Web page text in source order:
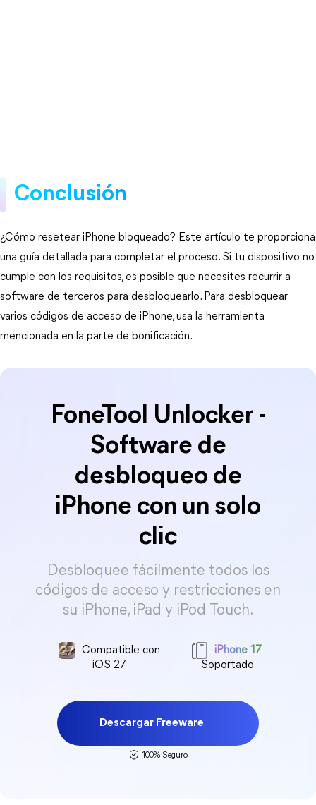
Conclusión
¿Cómo resetear iPhone bloqueado? Este artículo te proporciona
una guía detallada para completar el proceso. Si tu dispositivo no
cumple con los requisitos, es posible que necesites recurrir a
software de terceros para desbloquearlo. Para desbloquear
varios códigos de acceso de iPhone, usa la herramienta
mencionada en la parte de bonificación.
FoneTool Unlocker -
Software de
desbloqueo de
iPhone con un solo
clic
Desbloquee fácilmente todos los
códigos de acceso y restricciones en
su iPhone, iPad y iPod Touch.
Compatible con
iOS 27
iPhone 17
Soportado
Descargar Freeware
100% Seguro